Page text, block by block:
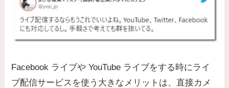
Facebook ライブや YouTube ライブをする時にライ
ブ配信サービスを使う大きなメリットは、直接カメ